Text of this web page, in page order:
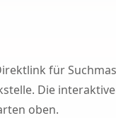
für
Die
oben.